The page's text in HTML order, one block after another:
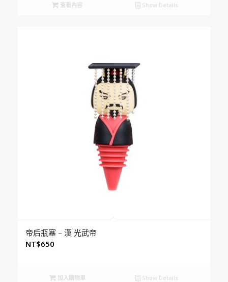
查看內容 Show Details
帝后瓶塞 – 漢 光武帝
NT$650
加入購物車 Show Details